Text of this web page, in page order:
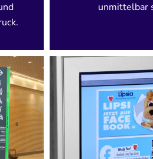
unmittelbar